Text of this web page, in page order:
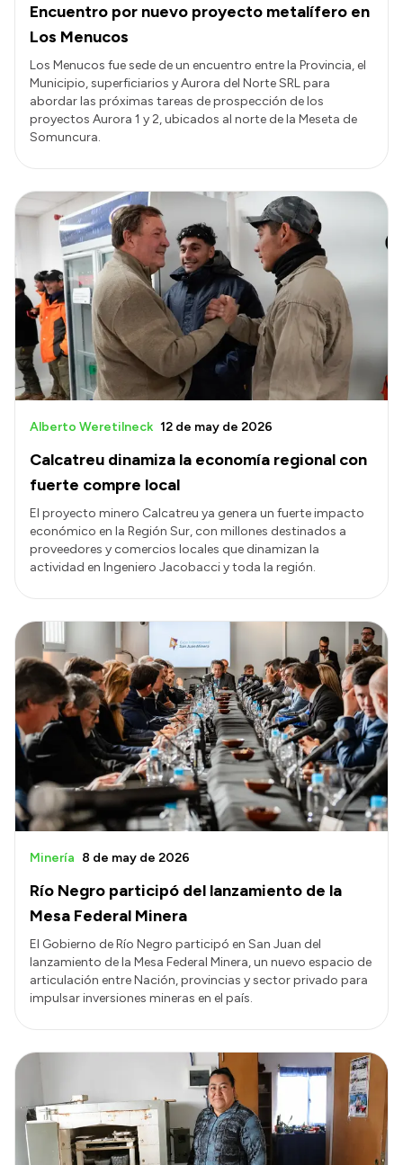
Consulta de pago a proveedores
Convocatorias
Intranet
Login
Encuentro por nuevo proyecto metalífero en
Los Menucos
Los Menucos fue sede de un encuentro entre la Provincia, el
Municipio, superficiarios y Aurora del Norte SRL para
abordar las próximas tareas de prospección de los
proyectos Aurora 1 y 2, ubicados al norte de la Meseta de
Somuncura.
Calcatreu dinamiza la economía regional con
fuerte compre local
Alberto Weretilneck 12 de may de 2026
El proyecto minero Calcatreu ya genera un fuerte impacto
económico en la Región Sur, con millones destinados a
proveedores y comercios locales que dinamizan la
actividad en Ingeniero Jacobacci y toda la región.
Río Negro participó del lanzamiento de la
Mesa Federal Minera
Minería 8 de may de 2026
El Gobierno de Río Negro participó en San Juan del
lanzamiento de la Mesa Federal Minera, un nuevo espacio de
articulación entre Nación, provincias y sector privado para
impulsar inversiones mineras en el país.